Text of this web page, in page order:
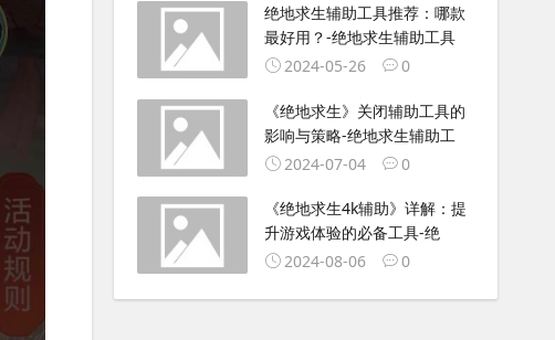
绝地求生辅助工具推荐：哪款
最好用？-绝地求生辅助工具
2024-05-26
0
《绝地求生》关闭辅助工具的
影响与策略-绝地求生辅助工
2024-07-04
0
《绝地求生4k辅助》详解：提
升游戏体验的必备工具-绝
2024-08-06
0